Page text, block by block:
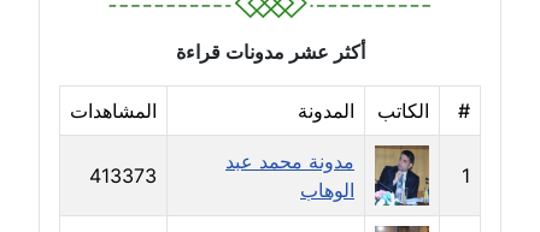
مدونة جواد الحربي
مدونة جيهان عفيفي
عاملة
مدونة جيهان عوض
عاملة
أكثر عشر مدونات قراءة
# الكاتب المدونة المشاهدات
1
مدونة محمد عبد
الوهاب
413373